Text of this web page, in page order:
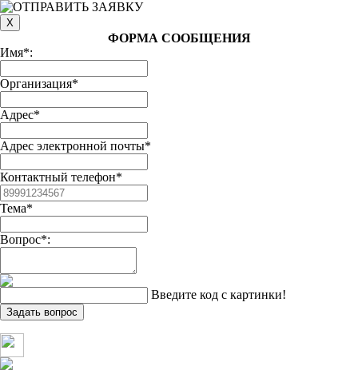
ФОРМА СООБЩЕНИЯ
Имя*:
Организация*
Адрес*
Адрес электронной почты*
Контактный телефон*
Тема*
Вопрос*:
Введите код с картинки!